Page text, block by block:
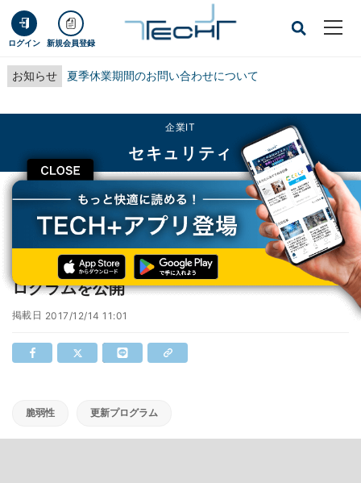
ログイン 新規会員登録
お知らせ 夏季休業期間のお問い合わせについて
CLOSE
企業IT
セキュリティ
TECH+ 企業IT
セキュリティ
マイクロソフト、12月のセキュリティ更新プログラムを公開
マイクロソフト、12月のセキュリティ更新プ
ログラムを公開
掲載日 2017/12/14 11:01
脆弱性 更新プログラム